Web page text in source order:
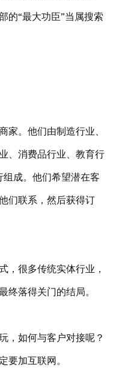
的“最大功臣”当属搜索
家。他们由制造行业、
、消费品行业、教育行
组成。他们希望潜在客
们联系，然后获得订
，很多传统实体行业，
终落得关门的结局。
，如何与客户对接呢？
要加互联网。